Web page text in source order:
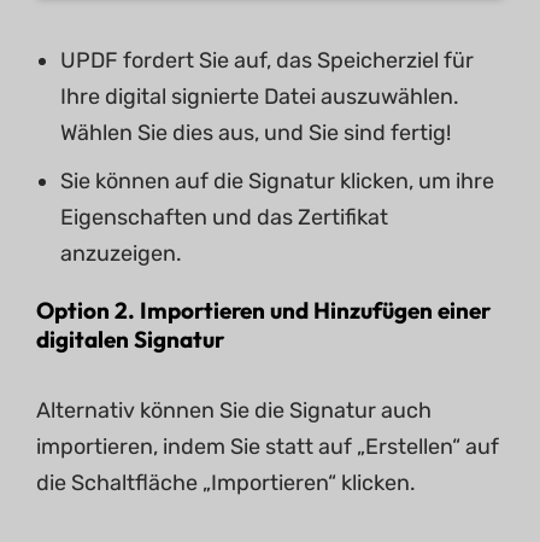
UPDF fordert Sie auf, das Speicherziel für
Ihre digital signierte Datei auszuwählen.
Wählen Sie dies aus, und Sie sind fertig!
Sie können auf die Signatur klicken, um ihre
Eigenschaften und das Zertifikat
anzuzeigen.
Option 2. Importieren und Hinzufügen einer
digitalen Signatur
Alternativ können Sie die Signatur auch
importieren, indem Sie statt auf „Erstellen“ auf
die Schaltfläche „Importieren“ klicken.